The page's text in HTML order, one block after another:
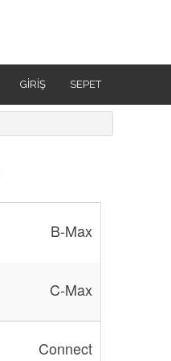
GIRIŞ SEPET
B-Max
C-Max
Connect